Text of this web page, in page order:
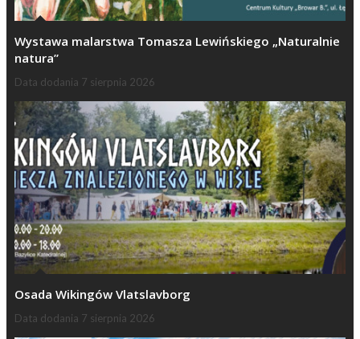
Wystawa malarstwa Tomasza Lewińskiego „Naturalnie
natura”
Data dodania 7 sierpnia 2026
Osada Wikingów Vlatslavborg
Data dodania 7 sierpnia 2026